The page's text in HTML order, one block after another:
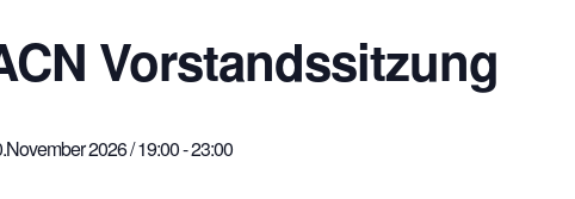
Vorstandssitzung
2026 / 19:00-23:00